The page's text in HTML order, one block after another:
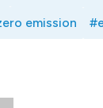
emission